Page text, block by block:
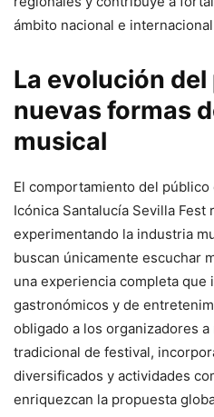
ámbito nacional e
La evolución
nuevas formas
musical
El comportamiento del
Icónica Santalucía Sevilla
experimentando la industria
buscan únicamente escuchar
una experiencia completa que
gastronómicos y de
obligado a los organizadores
tradicional de festival,
diversificados y actividades
enriquezcan la propuesta